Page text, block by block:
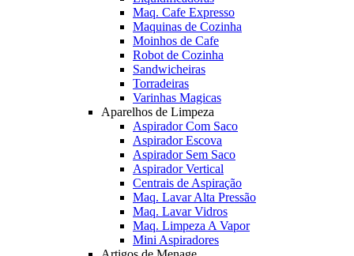
Maq. Cafe Expresso
Maquinas de Cozinha
Moinhos de Cafe
Robot de Cozinha
Sandwicheiras
Torradeiras
Varinhas Magicas
Aparelhos de Limpeza
Aspirador Com Saco
Aspirador Escova
Aspirador Sem Saco
Aspirador Vertical
Centrais de Aspiração
Maq. Lavar Alta Pressão
Maq. Lavar Vidros
Maq. Limpeza A Vapor
Mini Aspiradores